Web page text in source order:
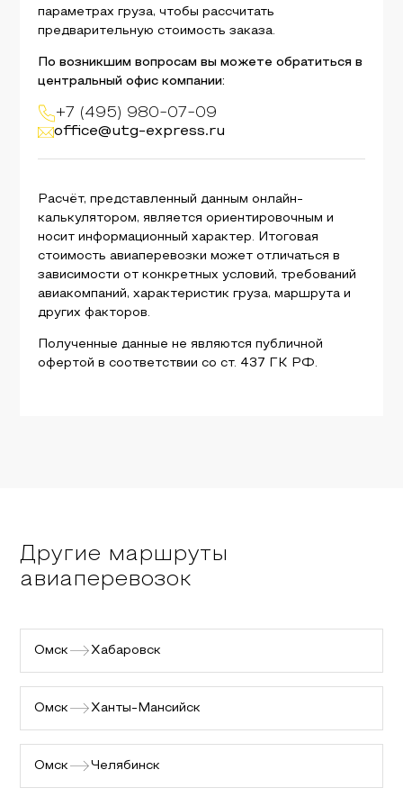
параметрах груза, чтобы рассчитать
предварительную стоимость заказа.
По возникшим вопросам вы можете обратиться в
центральный офис компании:
+7 (495) 980-07-09
office@utg-express.ru
Расчёт, представленный данным онлайн-
калькулятором, является ориентировочным и
носит информационный характер. Итоговая
стоимость авиаперевозки может отличаться в
зависимости от конкретных условий, требований
авиакомпаний, характеристик груза, маршрута и
других факторов.
Полученные данные не являются публичной
офертой в соответствии со ст. 437 ГК РФ.
Другие маршруты
авиаперевозок
Омск Хабаровск
Омск Ханты-Мансийск
Омск Челябинск